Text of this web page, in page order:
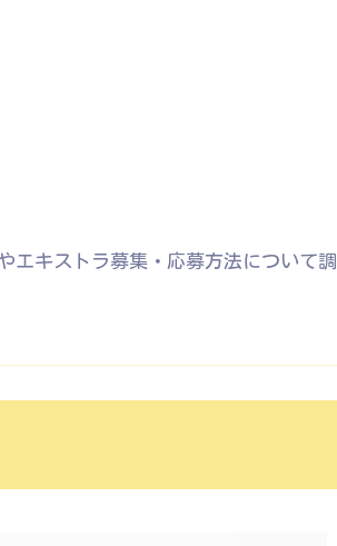
エキストラ募集・応募方法について調